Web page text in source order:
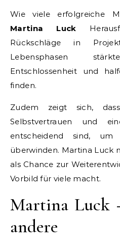
Wie viele erfolgreiche
Martina Luck
Rückschläge in
Lebensphasen
Entschlossenheit und
finden.
Zudem zeigt sich, dass
Selbstvertrauen und
entscheidend sind,
überwinden. Martina Luck
als Chance zur
Vorbild für viele macht.
Martina Luck
andere